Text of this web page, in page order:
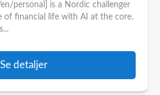
personal] is a Nordic challenger
of financial life with AI at the core.
Se detaljer